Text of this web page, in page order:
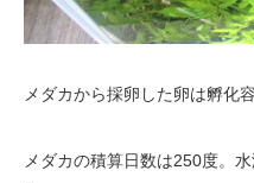
メダカから採卵した卵は孵化
メダカの積算日数は250度。